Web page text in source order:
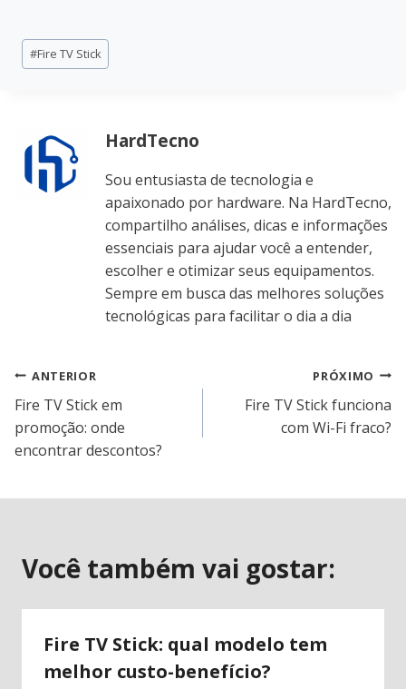
Tags
do
#Fire TV Stick
HardTecno
Sou entusiasta de tecnologia e
apaixonado por hardware. Na HardTecno,
compartilho análises, dicas e informações
essenciais para ajudar você a entender,
escolher e otimizar seus equipamentos.
Sempre em busca das melhores soluções
tecnológicas para facilitar o dia a dia
Navegação
de
Post
ANTERIOR
Fire TV Stick em
promoção: onde
encontrar descontos?
PRÓXIMO
Fire TV Stick funciona
com Wi-Fi fraco?
Você também vai gostar:
Fire TV Stick: qual modelo tem
melhor custo-benefício?